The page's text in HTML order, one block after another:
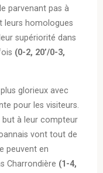
parvenant pas à
leurs homologues
supériorité dans
(0-2, 20’/0-3,
glorieux avec
pour les visiteurs.
but à leur compteur
vont tout de
peuvent en
Charrondière (1-4,